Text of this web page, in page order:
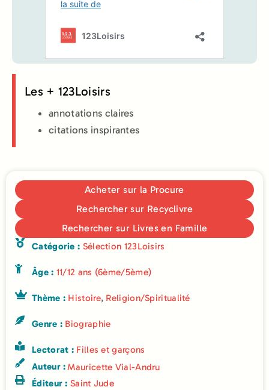
Les + 123Loisirs
annotations claires
citations inspirantes
Acheter sur la Procure
Rechercher sur Recyclivre
Rechercher sur Livres en Famille
Catégorie : Sélection 123Loisirs
Âge : 11/12 ans (6ème/5ème)
Thème : Histoire, Religion/Spiritualité
Genre : Biographie
Lectorat : Filles et garçons
Auteur :Mauricette Vial-Andru
Éditeur : Saint Jude